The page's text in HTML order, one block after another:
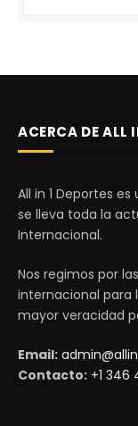
ACERCA DE ALL
All in 1 Deportes
se lleva toda la
Internacional.
Nos regimos por
internacional para
mayor veracidad
Email:
Contacto: +1 346